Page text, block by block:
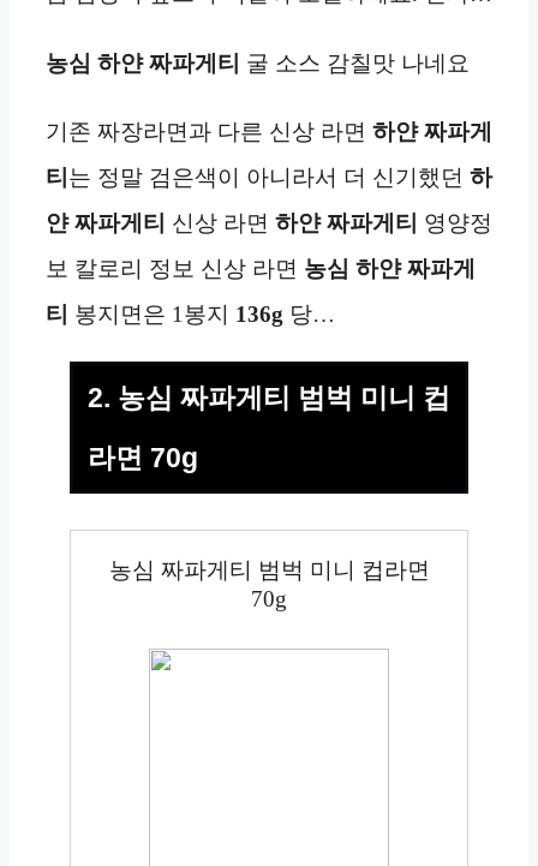
농심 하얀 짜파게티 굴 소스 감칠맛 나네요
기존 짜장라면과 다른 신상 라면 하얀 짜파게
티 는 정말 검은색이 아니라서 더 신기했던 하
얀 짜파게티 신상 라면 하얀 짜파게티 영양정
보 칼로리 정보 신상 라면 농심 하얀 짜파게
티 봉지면은 1봉지 136g 당…
2. 농심 짜파게티 범벅 미니 컵
라면 70g
농심 짜파게티 범벅 미니 컵라면
70g